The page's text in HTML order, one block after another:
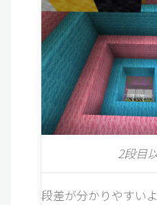
2段目
段差が分かりやすい